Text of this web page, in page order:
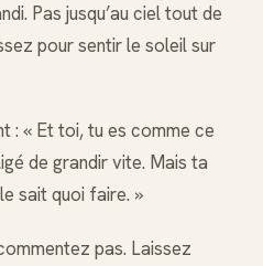
Pas jusqu’au ciel tout de
pour sentir le soleil sur
: « Et toi, tu es comme ce
de grandir vite. Mais ta
sait quoi faire. »
pas. Laissez